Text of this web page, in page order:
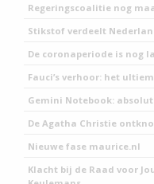
Regeringscoalitie nog
Stikstof verdeelt
De coronaperiode is nog
Fauci’s verhoor: het
Gemini Notebook:
De Agatha Christie
Nieuwe fase maurice.nl
Klacht bij de Raad voor